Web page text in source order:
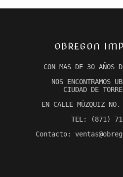
OBREGON
CON MAS DE 30 AÑOS
NOS ENCONTRAMOS
CIUDAD DE
EN CALLE MÚZQUIZ
TEL: (871)
Contacto: